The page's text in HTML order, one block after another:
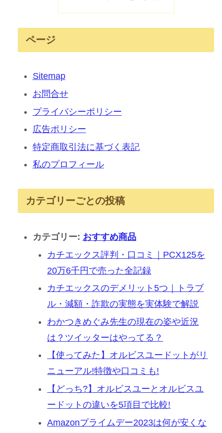
ページ
Sitemap
お問合せ
プライバシーポリシー
広告ポリシー
特定商取引法に基づく表記
私のプロフィール
カテゴリーごとの投稿
カテゴリー: おすすめ商品
カチエックス評判・口コミ｜PCX125を
20万6千円で売った全記録
カチエックスのデメリット5つ｜トラブ
ル・減額・詐欺の実態を実体験で解説
わかつきめぐみ先生の現在の姿や近況
は？ツイッターはやってる？
【使ってみた】オルビスユードットがリ
ニューアル!特徴や口コミも!
【どっち?】オルビスユーとオルビスユ
ードットの違いを5項目で比較!
Amazonプライムデー2023は何が安くな